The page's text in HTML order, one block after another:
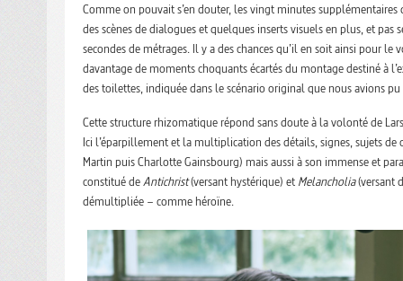
Comme on pouvait s’en douter, les vingt minutes
des scènes de dialogues et quelques inserts visuels en plus, et
secondes de métrages. Il y a des chances qu’il en soit ainsi pour
davantage de moments choquants écartés du montage destiné à
des toilettes, indiquée dans le scénario original que nous avions
Cette structure rhizomatique répond sans doute à la volonté de
Ici l’éparpillement et la multiplication des détails, signes, sujets
Martin puis Charlotte Gainsbourg) mais aussi à son immense et
constitué deAntichrist(versant hystérique) et Melancholia(versant
démultipliée – comme héroïne.